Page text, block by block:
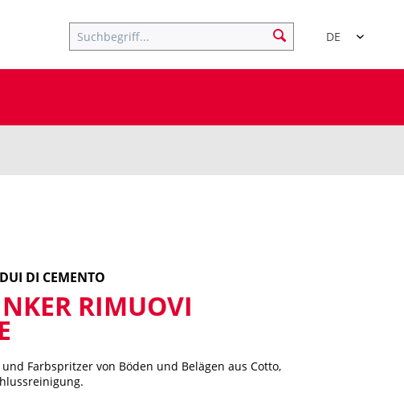
DE
DI CEMENTO
RIMUOVI
Farbspritzer von Böden und Belägen aus Cotto,